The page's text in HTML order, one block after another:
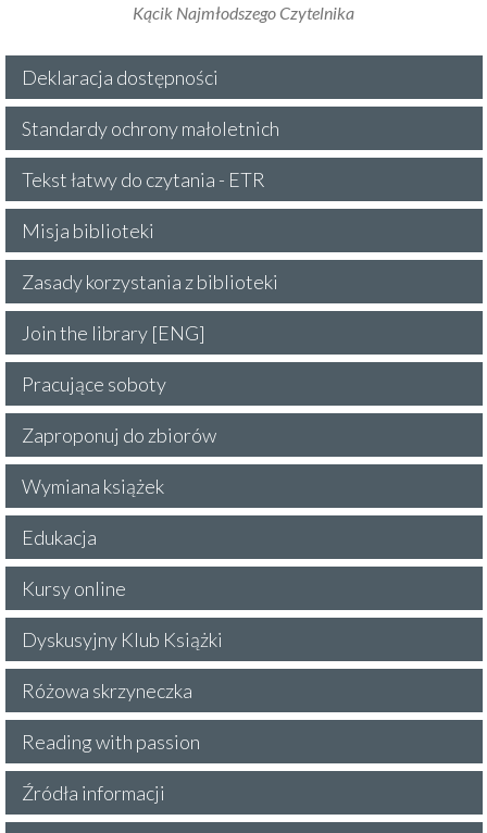
Kącik Najmłodszego Czytelnika
Deklaracja dostępności
Standardy ochrony małoletnich
Tekst łatwy do czytania - ETR
Misja biblioteki
Zasady korzystania z biblioteki
Join the library [ENG]
Pracujące soboty
Zaproponuj do zbiorów
Wymiana książek
Edukacja
Kursy online
Dyskusyjny Klub Książki
Różowa skrzyneczka
Reading with passion
Źródła informacji